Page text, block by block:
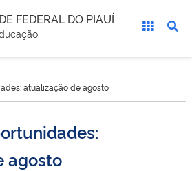
FEDERAL DO PIAUÍ
atualização de agosto
agosto